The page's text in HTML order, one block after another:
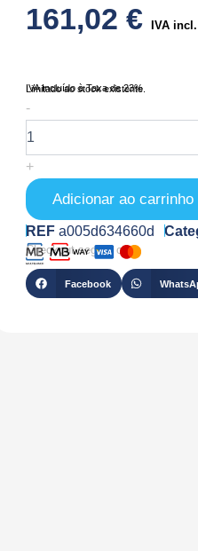
161,02€ IVA incl.
IVA Incluído à Taxa de 23%
Limitado ao stock existente.
-Quantidade
de
AJ-
DOMECAM-
MINI-
0400-
B
+
Adicionar ao carrinho
REFa005d634660d
Checkout seguro com
Facebook